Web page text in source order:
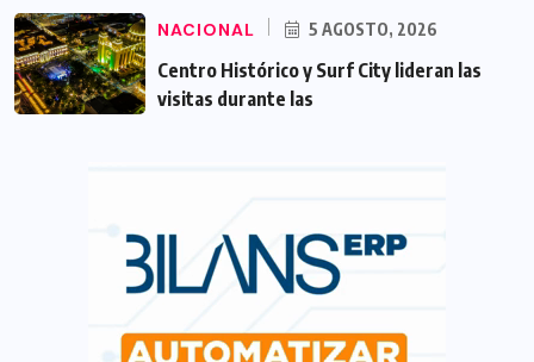
NACIONAL 5 AGOSTO, 2026
Centro Histórico y Surf City lideran las
visitas durante las